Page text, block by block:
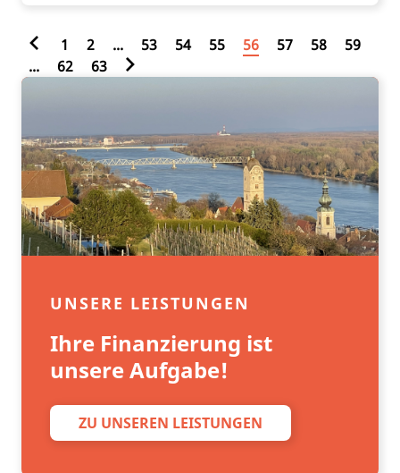
1 2 ... 53 54 55 56 57 58
59
...
62 63
UNSERE LEISTUNGEN
Ihre Finanzierung ist
unsere Aufgabe!
ZU UNSEREN LEISTUNGEN